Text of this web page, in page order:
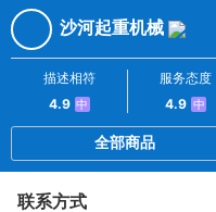
沙河起重机械
描述相符
4.9 中
服务态度
4.9 中
全部商品
联系方式